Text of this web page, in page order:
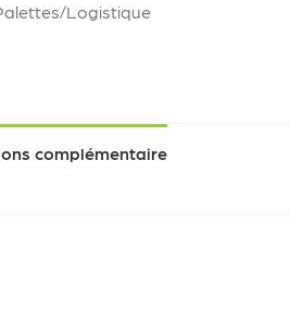
Logistique
complémentaire